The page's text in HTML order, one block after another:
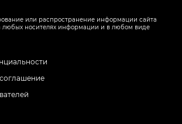
или распространение информации сайта
любых носителях информации и в любом виде